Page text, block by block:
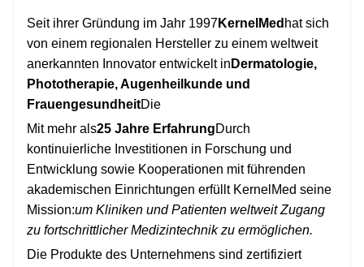
Seit ihrer Gründung im Jahr 1997KernelMed hat sich
von einem regionalen Hersteller zu einem weltweit
anerkannten Innovator entwickelt in Dermatologie,
Phototherapie, Augenheilkunde und
FrauengesundheitDie
Mit mehr als25 Jahre ErfahrungDurch
kontinuierliche Investitionen in Forschung und
Entwicklung sowie Kooperationen mit führenden
akademischen Einrichtungen erfüllt KernelMed seine
Mission:um Kliniken und Patienten weltweit Zugang
zu fortschrittlicher Medizintechnik zu ermöglichen.
Die Produkte des Unternehmens sind zertifiziert